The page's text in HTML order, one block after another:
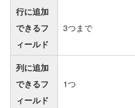
行に追加
できるフ
ィールド
3つまで
列に追加
できるフ
ィールド
1つ